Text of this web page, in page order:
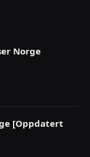
Norge
[Oppdatert